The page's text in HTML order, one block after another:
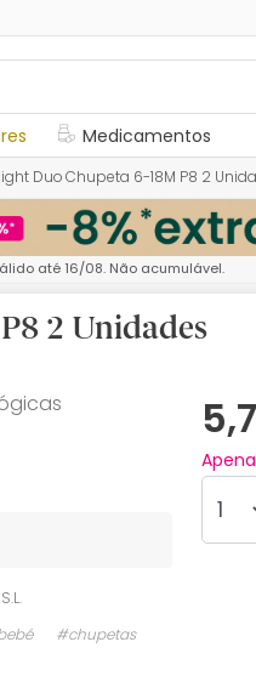
Medicamentos
Duo Chupeta 6-18M P8 2
até 16/08. Não acumulável.
2 Unidades
#chupetas